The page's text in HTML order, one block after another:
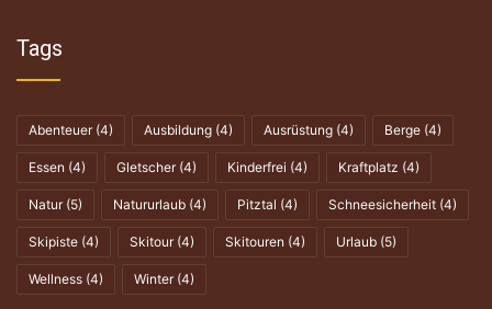
Tags
Abenteuer(4) Ausbildung (4) Ausrüstung (4) Berge (4)
Essen (4) Gletscher(4) Kinderfrei (4) Kraftplatz (4)
Natur(5) Natururlaub (4) Pitztal (4) Schneesicherheit (4)
Skipiste (4) Skitour(4) Skitouren (4) Urlaub (5)
Wellness (4) Winter(4)